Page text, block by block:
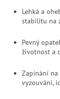
Lehká a
stabilitu na
Pevný
životnost a
Zapínání
vyzouvání,